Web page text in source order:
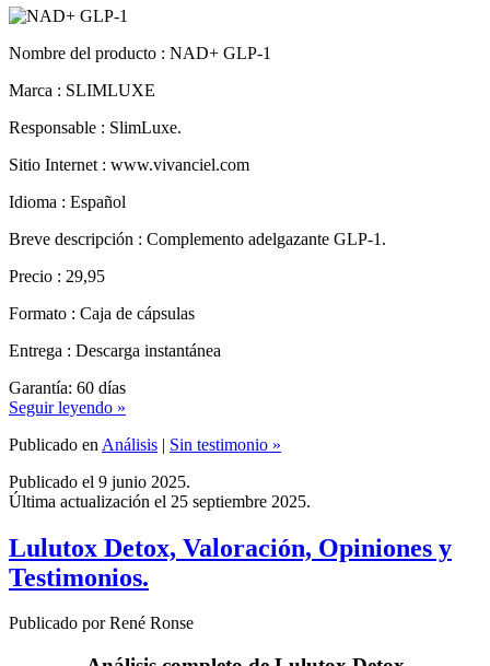
Nombre del producto :
Marca : SLIMLUXE
Responsable : SlimLuxe.
Sitio Internet : www.vivanciel.com
Idioma : Español
Breve descripción : Complemento adelgazante GLP-1.
Precio : 29,95
Formato : Caja de cápsulas
Entrega : Descarga instantánea
Garantía: 60 días
Publicado enAnálisis
Publicado el 9 junio 2025.
Lulutox Detox, Valoración, Opiniones y
Testimonios.
Publicado por René Ronse
Análisis completo de Lulutox Detox